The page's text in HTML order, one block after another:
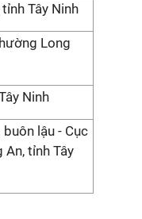
Tây Ninh
Long
Ninh
lậu - Cục
tỉnh Tây